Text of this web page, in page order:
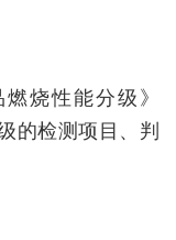
烧性能分级》
的检测项目、判